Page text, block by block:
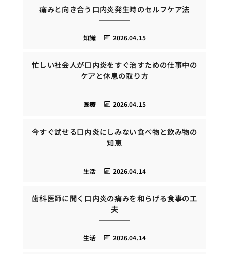
痛みと向き合う口内炎発生時のセルフケア法
2026.04.15
知識
忙しい社会人が口内炎をすぐ治すための仕事中の
ケアと休息の取り方
2026.04.15
医療
今すぐ試せる口内炎にしみない食べ物と飲み物の
知恵
2026.04.14
生活
歯科医師に聞く口内炎の痛みを和らげる食事の工
夫
2026.04.14
生活